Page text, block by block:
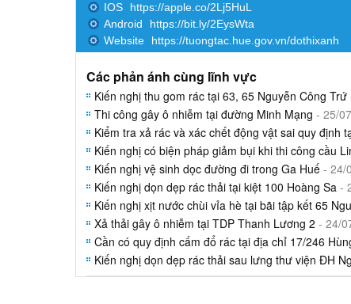
IOS
https://apple.co/2Lj5HuL
Android
https://bit.ly/2EysWta
Website
https://tuongtac.hue.gov.vn/dothixanh
Các phản ánh cùng lĩnh vực
Kiến nghị thu gom rác tại 63, 65 Nguyễn Công Trứ
Thi công gây ô nhiễm tại đường Minh Mạng - 25/
Kiểm tra xả rác và xác chết động vật sai quy định
Kiến nghị có biện pháp giảm bụi khi thi công cầu
Kiến nghị vệ sinh dọc đường đi trong Ga Huế - 24/
Kiến nghị dọn dẹp rác thải tại kiệt 100 Hoàng Sa -
Kiến nghị xịt nước chùi vỉa hè tại bãi tập kết 65
Xả thải gây ô nhiễm tại TDP Thanh Lương 2 - 24/
Cần có quy định cấm đổ rác tại địa chỉ 17/246
Kiến nghị dọn dẹp rác thải sau lưng thư viện ĐH